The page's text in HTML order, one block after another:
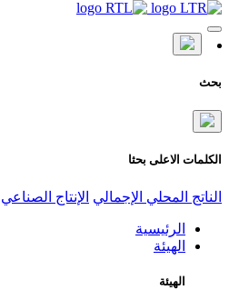
بحث
الكلمات الاعلى بحثا
الناتج المحلي الإجمالي الإنتاج الصناعي
الرئيسية
الهيئة
الهيئة